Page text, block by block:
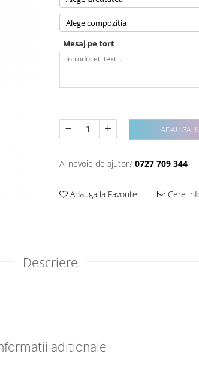
Alege compozitia
Mesaj pe tort
ADAUGA
Ai nevoie de ajutor? 0727 709 344
Adauga la Favorite Cere
Descriere
aditionale